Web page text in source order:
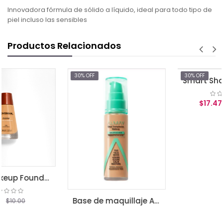
Innovadora fórmula de sólido a líquido, ideal para todo tipo de
piel incluso las sensibles
Productos Relacionados
Clean Makeup Foundation, Classic Beige
Base de maquillaje Almay Clear Complexion True beige
Smart Shade Ageless Foundation Light
$24.95